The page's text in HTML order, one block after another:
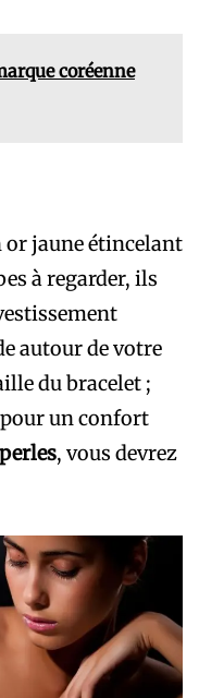
coréenne
or jaune étincelant
à regarder, ils
autour de votre
du bracelet ;
pour un confort
perles, vous devrez